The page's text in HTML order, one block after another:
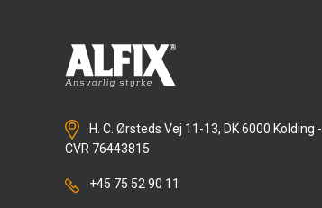
H. C. Ørsteds Vej 11-13, DK 6000 Kolding -
CVR 76443815
+45 75 52 90 11